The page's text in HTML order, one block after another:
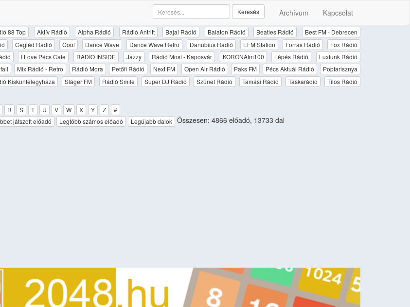
Archívum Kapcsolat
Keresés
88 Top Aktív Rádió Alpha Rádió Rádió Antritt Bajai Rádió Balaton Rádió Beatles Rádió
Best FM - Debrecen
Cegléd Rádió Cool Dance Wave Dance Wave Retro Danubius Rádió EFM Station Forrás Rádió
Fox Rádió
I Love Pécs Cafe RADIO INSIDE Jazzy Rádió Most - Kaposvár KORONAfm100 Lépés Rádió
Luxfunk Rádió
Mix Rádió - Retro Rádió Mora Petőfi Rádió Next FM Open Air Rádió Paks FM Pécs Aktuál Rádió
Poptarisznya
Kiskunfélegyháza Sláger FM Rádió Smile Super DJ Rádió Szünet Rádió Tamási Rádió Táskarádió
Tilos Rádió
R S T U V W X Y Z
#
játszott előadó Legtöbb számos előadó Legújabb dalok Összesen: 4866 előadó, 13733 dal